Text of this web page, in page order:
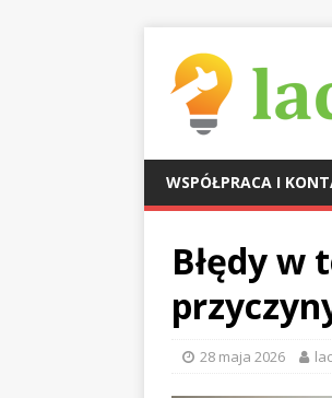
WSPÓŁPRACA I
Błędy w
28 maja 2026